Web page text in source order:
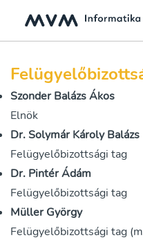
Szonder Balázs Ákos
Elnök
Dr. Solymár Károly Balázs
Felügyelőbizottsági tag
Dr. Pintér Ádám
Felügyelőbizottsági tag
Müller György
Felügyelőbizottsági tag